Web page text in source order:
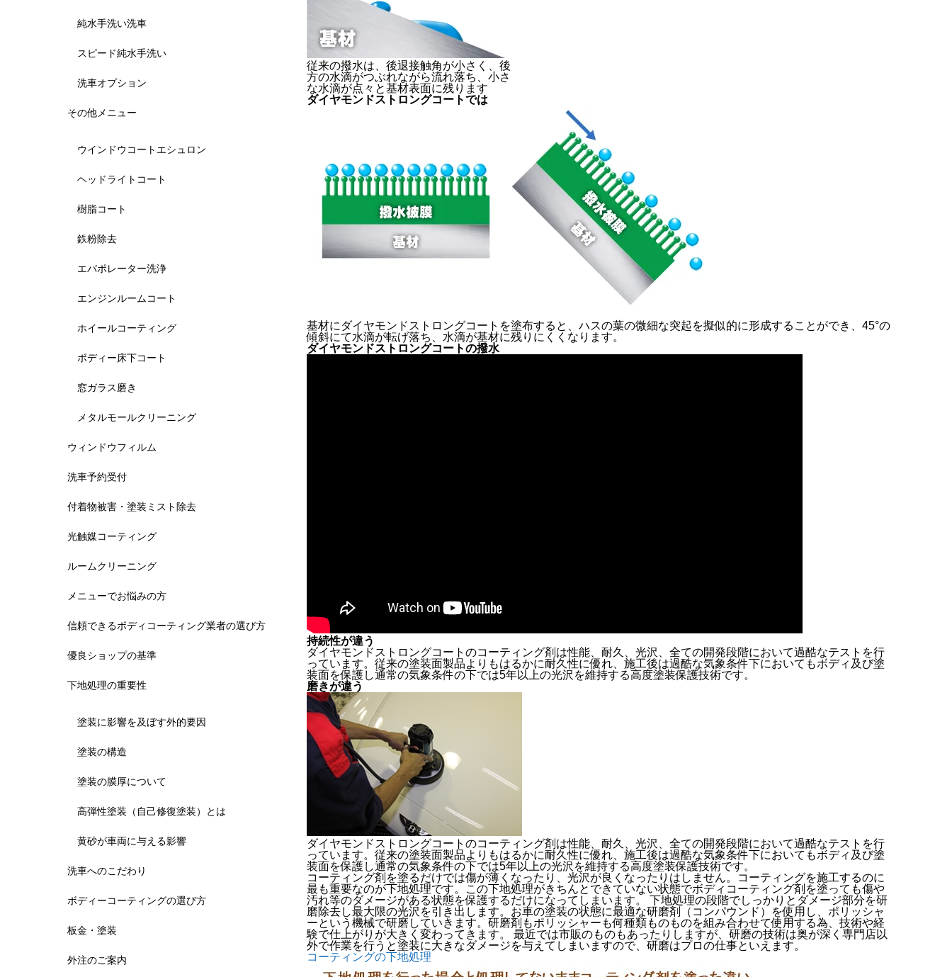
従来の撥水は、後退接触角が小さく、後
方の水滴がつぶれながら流れ落ち、小さ
な水滴が点々と基材表面に残ります
ダイヤモンドストロングコートでは
基材にダイヤモンドストロングコートを塗布すると、ハスの葉の微細な突起を擬似的に形成することができ、45°の
傾斜にて水滴が転げ落ち、水滴が基材に残りにくくなります。
ダイヤモンドストロングコートの撥水
持続性が違う
ダイヤモンドストロングコートのコーティング剤は性能、耐久、光沢、全ての開発段階において過酷なテストを行
っています。従来の塗装面製品よりもはるかに耐久性に優れ、施工後は過酷な気象条件下においてもボディ及び塗
装面を保護し通常の気象条件の下では5年以上の光沢を維持する高度塗装保護技術です。
磨きが違う
ダイヤモンドストロングコートのコーティング剤は性能、耐久、光沢、全ての開発段階において過酷なテストを行
っています。従来の塗装面製品よりもはるかに耐久性に優れ、施工後は過酷な気象条件下においてもボディ及び塗
装面を保護し通常の気象条件の下では5年以上の光沢を維持する高度塗装保護技術です。
コーティング剤を塗るだけでは傷が薄くなったり、光沢が良くなったりはしません。コーティングを施工するのに
最も重要なのが下地処理です。この下地処理がきちんとできていない状態でボディコーティング剤を塗っても傷や
汚れ等のダメージがある状態を保護するだけになってしまいます。 下地処理の段階でしっかりとダメージ部分を研
磨除去し最大限の光沢を引き出します。お車の塗装の状態に最適な研磨剤（コンパウンド）を使用し、ポリッシャ
ーという機械で研磨していきます。研磨剤もポリッシャーも何種類ものものを組み合わせて使用する為、技術や経
験で仕上がりが大きく変わってきます。 最近では市販のものもあったりしますが、研磨の技術は奥が深く専門店以
外で作業を行うと塗装に大きなダメージを与えてしまいますので、研磨はプロの仕事といえます。
コーティングの下地処理
純水手洗い洗車
スピード純水手洗い
洗車オプション
その他メニュー
ウインドウコートエシュロン
ヘッドライトコート
樹脂コート
鉄粉除去
エバポレーター洗浄
エンジンルームコート
ホイールコーティング
ボディー床下コート
窓ガラス磨き
メタルモールクリーニング
ウィンドウフィルム
洗車予約受付
付着物被害・塗装ミスト除去
光触媒コーティング
ルームクリーニング
メニューでお悩みの方
信頼できるボディコーティング業者の選び方
優良ショップの基準
下地処理の重要性
塗装に影響を及ぼす外的要因
塗装の構造
塗装の膜厚について
高弾性塗装（自己修復塗装）とは
黄砂が車両に与える影響
洗車へのこだわり
ボディーコーティングの選び方
板金・塗装
外注のご案内